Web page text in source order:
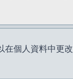
個人資料中更